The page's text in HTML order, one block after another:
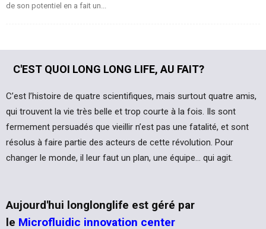
de son potentiel en a fait un...
C'EST QUOI LONG LONG LIFE, AU FAIT?
C’est l’histoire de quatre scientifiques, mais surtout quatre amis,
qui trouvent la vie très belle et trop courte à la fois. Ils sont
fermement persuadés que vieillir n’est pas une fatalité, et sont
résolus à faire partie des acteurs de cette révolution. Pour
changer le monde, il leur faut un plan, une équipe… qui agit.
Aujourd'hui longlonglife est géré par
le Microfluidic innovation center